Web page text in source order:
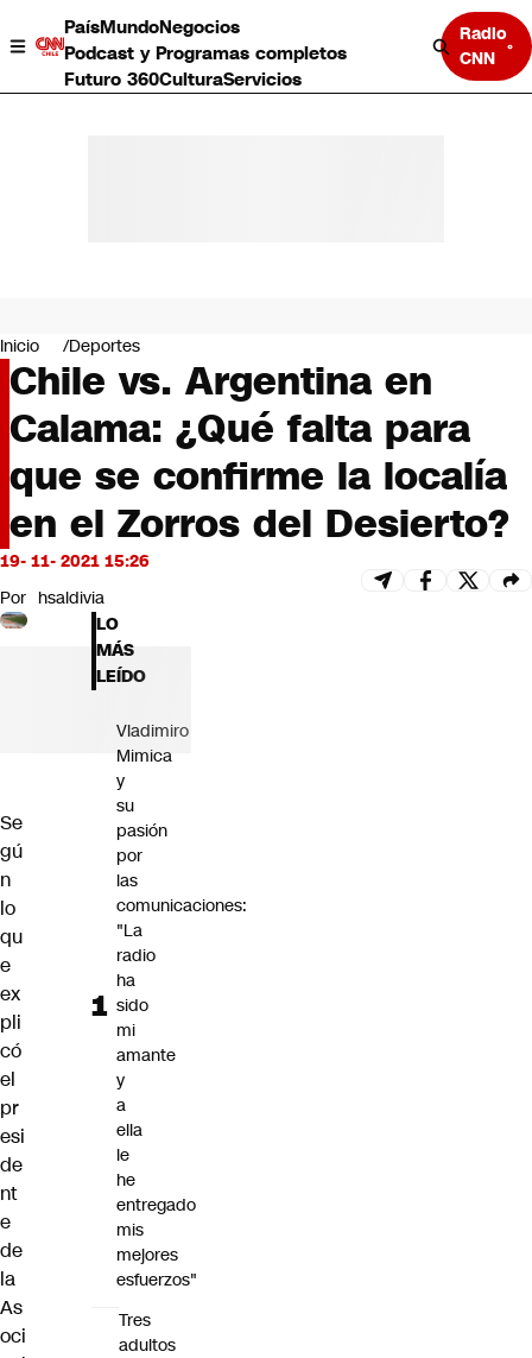
PaísMundoNegocios
Podcast y Programas completos
Futuro 360CulturaServicios
Radio
CNN
Negocios
Deportes
Programas completos
Cultura
Servicios
Bits
CNN Data
CNN tiempo
Futuro 360
Inicio Deportes
Chile vs. Argentina en
Calama: ¿Qué falta para
que se confirme la localía
en el Zorros del Desierto?
19- 11- 2021 15:26
Por hsaldivia
Se
gú
n
lo
qu
e
ex
pli
có
el
pr
esi
de
nt
e
de
la
As
oci
LO
MÁS
LEÍDO
Vladimiro
Mimica
y
su
pasión
por
las
comunicaciones:
"La
radio
ha
sido
mi
amante
y
a
ella
le
he
entregado
mis
mejores
esfuerzos"
Tres
adultos